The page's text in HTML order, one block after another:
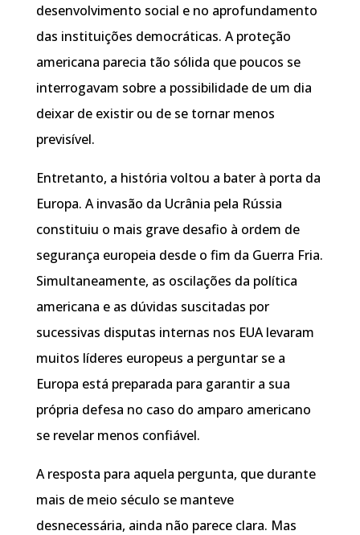
desenvolvimento social e no aprofundamento
das instituições democráticas. A proteção
americana parecia tão sólida que poucos se
interrogavam sobre a possibilidade de um dia
deixar de existir ou de se tornar menos
previsível.
Entretanto, a história voltou a bater à porta da
Europa. A invasão da Ucrânia pela Rússia
constituiu o mais grave desafio à ordem de
segurança europeia desde o fim da Guerra Fria.
Simultaneamente, as oscilações da política
americana e as dúvidas suscitadas por
sucessivas disputas internas nos EUA levaram
muitos líderes europeus a perguntar se a
Europa está preparada para garantir a sua
própria defesa no caso do amparo americano
se revelar menos confiável.
A resposta para aquela pergunta, que durante
mais de meio século se manteve
desnecessária, ainda não parece clara. Mas